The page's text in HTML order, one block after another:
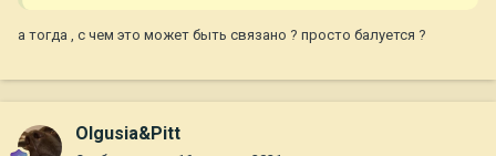
а тогда , с чем это может быть связано ? просто балуется ?
Olgusia&Pitt